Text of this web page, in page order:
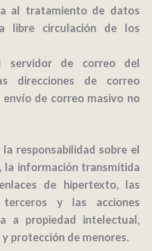
al tratamiento de datos
libre circulación de los
servidor de correo del
direcciones de correo
de correo masivo no
responsabilidad sobre el
la información transmitida
de hipertexto, las
terceros y las acciones
a propiedad intelectual,
protección de menores.